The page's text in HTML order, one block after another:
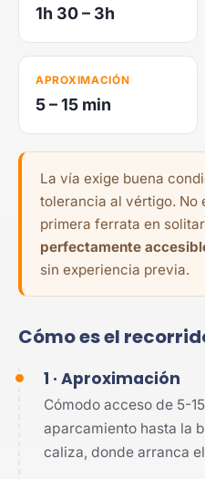
1h 30 – 3h
APROXIMACIÓN
5 – 15 min
La vía exige buena
tolerancia al vértigo. No
primera ferrata en
perfectamente
sin experiencia previa.
Cómo es el
1 · Aproximación
Cómodo acceso de 5-
aparcamiento hasta la
caliza, donde arranca